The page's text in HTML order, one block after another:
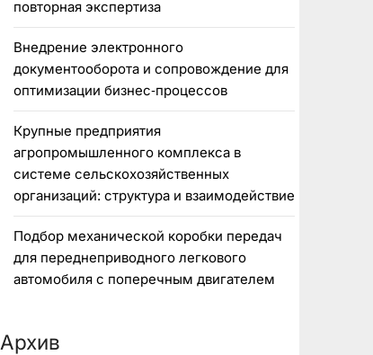
повторная экспертиза
Внедрение электронного
документооборота и сопровождение для
оптимизации бизнес‑процессов
Крупные предприятия
агропромышленного комплекса в
системе сельскохозяйственных
организаций: структура и взаимодействие
Подбор механической коробки передач
для переднеприводного легкового
автомобиля с поперечным двигателем
Архив